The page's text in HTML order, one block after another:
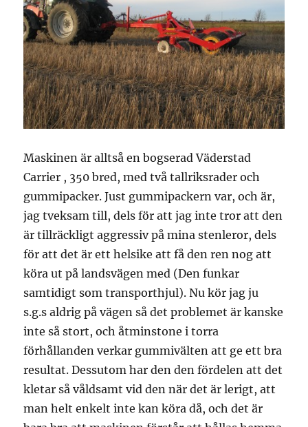
Maskinen är alltså en bogserad Väderstad
Carrier , 350 bred, med två tallriksrader och
gummipacker. Just gummipackern var, och är,
jag tveksam till, dels för att jag inte tror att den
är tillräckligt aggressiv på mina stenleror, dels
för att det är ett helsike att få den ren nog att
köra ut på landsvägen med (Den funkar
samtidigt som transporthjul). Nu kör jag ju
s.g.s aldrig på vägen så det problemet är kanske
inte så stort, och åtminstone i torra
förhållanden verkar gummivälten att ge ett bra
resultat. Dessutom har den den fördelen att det
kletar så våldsamt vid den när det är lerigt, att
man helt enkelt inte kan köra då, och det är